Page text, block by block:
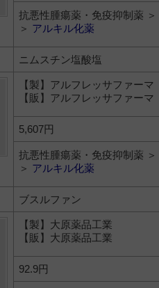
抗悪性腫瘍薬・免疫抑制薬 ＞
＞ アルキル化薬
ニムスチン塩酸塩
【製】アルフレッサファーマ
【販】アルフレッサファーマ
5,607円
抗悪性腫瘍薬・免疫抑制薬 ＞
＞ アルキル化薬
ブスルファン
【製】大原薬品工業
【販】大原薬品工業
92.9円